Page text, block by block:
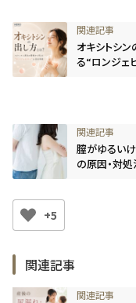
オキシトシ
る“ロンジェ
膣がゆるい
の原因・対
+5
関連記事